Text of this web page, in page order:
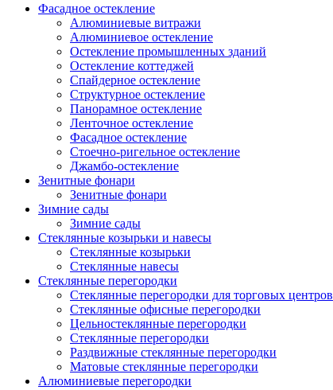
Фасадное остекление
Алюминиевые витражи
Алюминиевое остекление
Остекление промышленных зданий
Остекление коттеджей
Спайдерное остекление
Структурное остекление
Панорамное остекление
Ленточное остекление
Фасадное остекление
Стоечно-ригельное остекление
Джамбо-остекление
Зенитные фонари
Зенитные фонари
Зимние сады
Зимние сады
Стеклянные козырьки и навесы
Стеклянные козырьки
Стеклянные навесы
Стеклянные перегородки
Стеклянные перегородки для торговых центров
Стеклянные офисные перегородки
Цельностеклянные перегородки
Cтеклянные перегородки
Раздвижные стеклянные перегородки
Матовые стеклянные перегородки
Алюминиевые перегородки